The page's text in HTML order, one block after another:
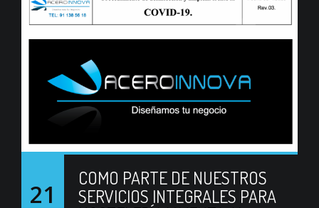
21
COMO PARTE DE NUESTROS
SERVICIOS INTEGRALES PARA